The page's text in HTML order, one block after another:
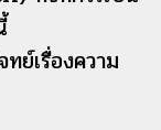
ย์เรื่องความ